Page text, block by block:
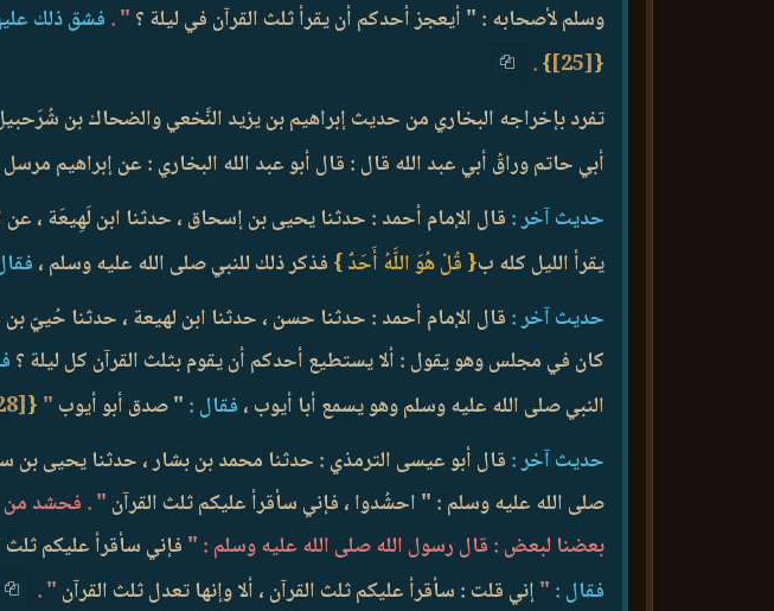
وسلم لأصحابه : " أيعجز أحدكم أن يقرأ ثلث القرآن في ليلة ؟ " .فشق ذلك
{
[25]
}
.
تفرد بإخراجه البخاري من حديث إبراهيم بن يزيد النَّخعي والضحاك بن
أبي حاتم وراقُ أبي عبد الله قال : قال أبو عبد الله البخاري : عن إبراهيم
حديث آخر : قال الإمام أحمد : حدثنا يحيى بن إسحاق ، حدثنا ابن لَهِيعَة ، عن
يقرأ الليل كله ب{ قُلْ هُوَ اللَّهُ أَحَدٌ } فذكر ذلك للنبي صلى الله عليه وسلم ،
حديث آخر :قال الإمام أحمد : حدثنا حسن ، حدثنا ابن لهيعة ، حدثنا حُييّ بن
كان في مجلس وهو يقول : ألا يستطيع أحدكم أن يقوم بثلث القرآن كل ليلة ؟
النبي صلى الله عليه وسلم وهو يسمع أبا أيوب ، فقال : " صدق أبو أيوب "
{
[28]
حديث آخر : قال أبو عيسى الترمذي : حدثنا محمد بن بشار ، حدثنا يحيى بن
صلى الله عليه وسلم : " احشُدوا ، فإني سأقرأ عليكم ثلث القرآن " . فحشد
بعضنا لبعض : قال رسول الله صلى الله عليه وسلم : " فإني سأقرأ عليكم ثلث
فقال : "إني قلت : سأقرأ عليكم ثلث القرآن ، ألا وإنها تعدل ثلث القرآن " .